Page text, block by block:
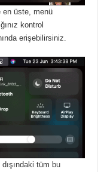
en üste, menü
kontrol
erişebilirsiniz.
dışındaki tüm bu